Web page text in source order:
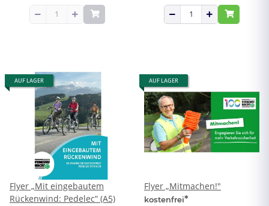
AUF LAGER
Flyer „Mit eingebautem
Rückenwind: Pedelec“ (A5)
AUF LAGER
Flyer „Mitmachen!"
kostenfrei*